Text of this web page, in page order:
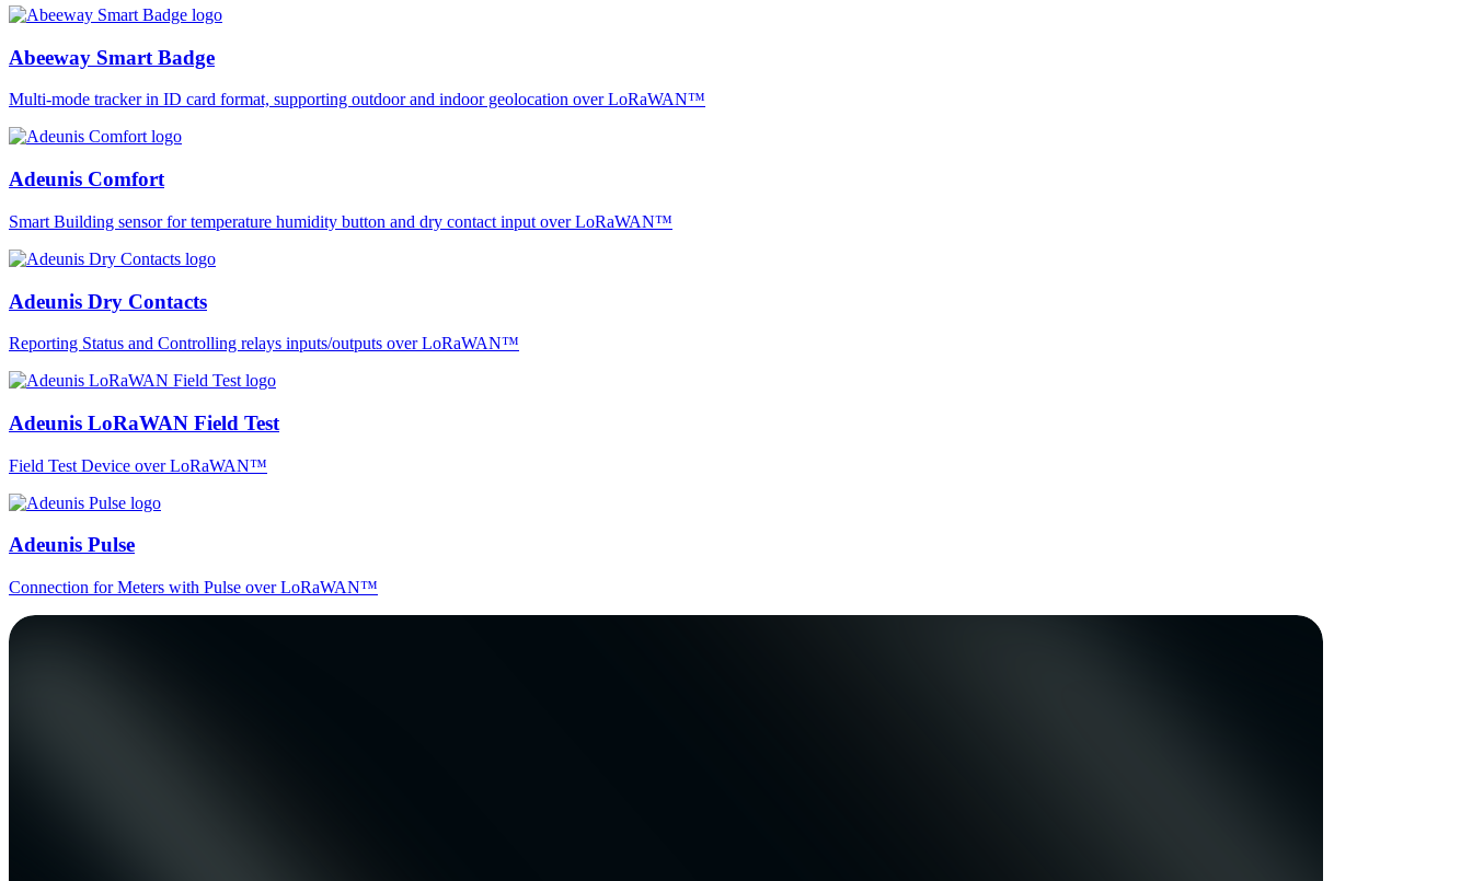
Abeeway Smart Badge
Multi-mode tracker in ID card format, supporting outdoor and indoor geolocation over LoRaWAN™
Adeunis Comfort
Smart Building sensor for temperature humidity button and dry contact input over LoRaWAN™
Adeunis Dry Contacts
Reporting Status and Controlling relays inputs/outputs over LoRaWAN™
Adeunis LoRaWAN Field Test
Field Test Device over LoRaWAN™
Adeunis Pulse
Connection for Meters with Pulse over LoRaWAN™